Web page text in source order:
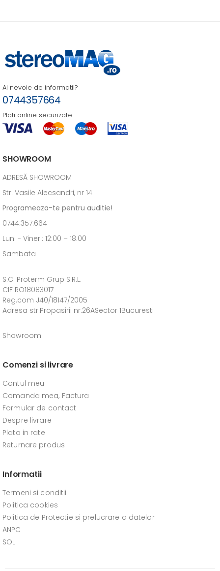
Ai nevoie de informatii?
0744357664
Plati online securizate
SHOWROOM
ADRESĂ SHOWROOM
Str. Vasile Alecsandri, nr 14
Programeaza-te pentru auditie!
0744.357.664
Luni - Vineri: 12:00 – 18.00
Sambata
S.C. Proterm Grup S.R.L.
CIF RO18083017
Reg.com J40/18147/2005
Adresa str.Propasirii nr.26ASector 1Bucuresti
Showroom
Comenzi si livrare
Contul meu
Comanda mea, Factura
Formular de contact
Despre livrare
Plata in rate
Returnare produs
Informatii
Termeni si conditii
Politica cookies
Politica de Protectie si prelucrare a datelor
ANPC
SOL